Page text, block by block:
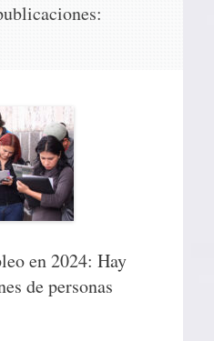
en 2024: Hay
de personas